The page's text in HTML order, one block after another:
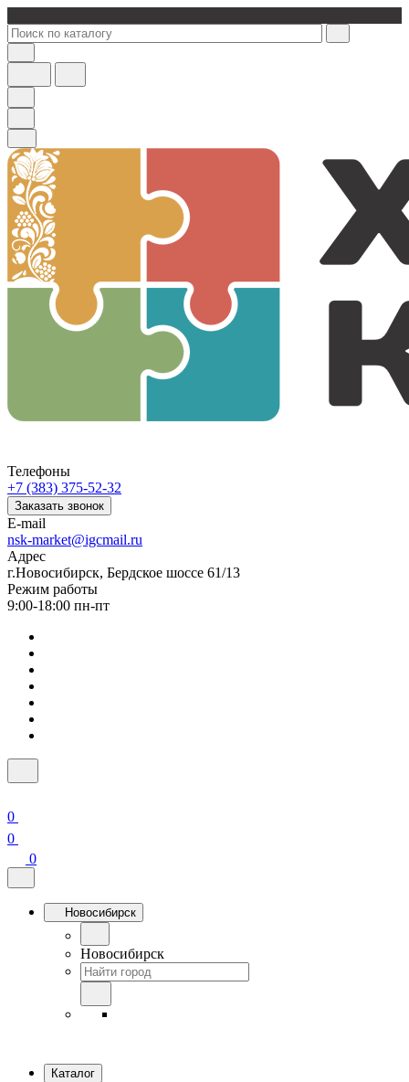
Телефоны
+7 (383) 375-52-32
Заказать звонок
E-mail
nsk-market@igcmail.ru
Адрес
г.Новосибирск, Бердское шоссе 61/13
Режим работы
9:00-18:00 пн-пт
0
0
0
Новосибирск
Новосибирск
Каталог